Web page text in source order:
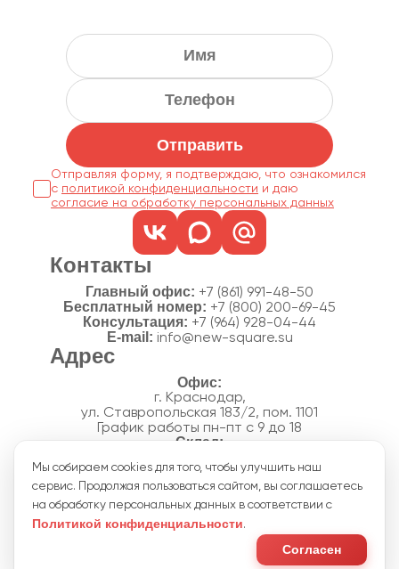
Отправить
Отправляя форму, я подтверждаю, что ознакомился
с политикой конфиденциальности
согласие на обработку персональных данных
Контакты
Главный офис: +7 (861) 991-48-50
Бесплатный номер: +7 (800) 200-69-45
Консультация: +7 (964) 928-04-44
E-mail: info@new-square.su
Адрес
г. Краснодар,
ул. Ставропольская 183/2, пом. 1101
График работы пн-пт с 9 до 18
п. Новознаменский, ул.Производственная, 15
График работы склада пн-пт с 8 до 18
Акции
Политика конфиденциальности
Согласие на обработку персональных данных
Пользовательское соглашение
Мы собираем cookies для того, чтобы улучшить наш
сервис. Продолжая пользоваться сайтом, вы соглашаетесь
на обработку персональных данных в соответствии с
Политикой конфиденциальности.
Согласен